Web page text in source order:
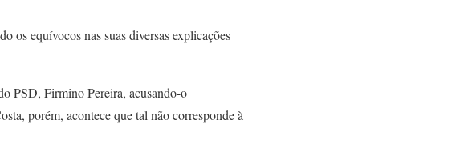
os equívocos nas suas diversas explicações
PSD, Firmino Pereira, acusando-o
porém, acontece que tal não corresponde à